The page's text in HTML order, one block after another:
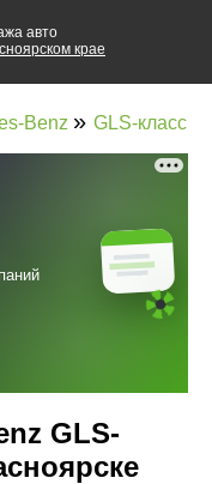
авто
крае
Benz » GLS-класс
GLS-